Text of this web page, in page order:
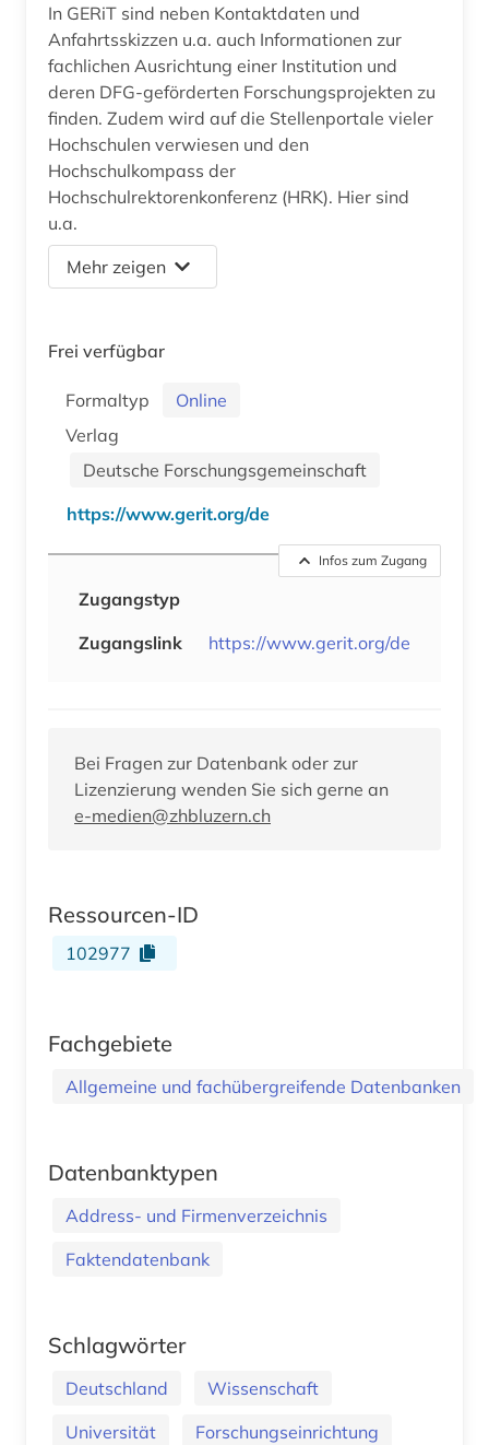
In GERiT sind neben Kontaktdaten und
Anfahrtsskizzen u.a. auch Informationen zur
fachlichen Ausrichtung einer Institution und
deren DFG-geförderten Forschungsprojekten zu
finden. Zudem wird auf die Stellenportale vieler
Hochschulen verwiesen und den
Hochschulkompass der
Hochschulrektorenkonferenz (HRK). Hier sind
u.a.
Mehr zeigen
Frei verfügbar
Formaltyp
Online
Verlag
Deutsche Forschungsgemeinschaft
https://www.gerit.org/de
Infos zum Zugang
Zugangstyp
Zugangslink
https://www.gerit.org/de
Bei Fragen zur Datenbank oder zur
Lizenzierung wenden Sie sich gerne an
e-medien@zhbluzern.ch
Ressourcen-ID
102977
Fachgebiete
Allgemeine und fachübergreifende Datenbanken
Datenbanktypen
Address- und Firmenverzeichnis
Faktendatenbank
Schlagwörter
Deutschland
Wissenschaft
Universität
Forschungseinrichtung